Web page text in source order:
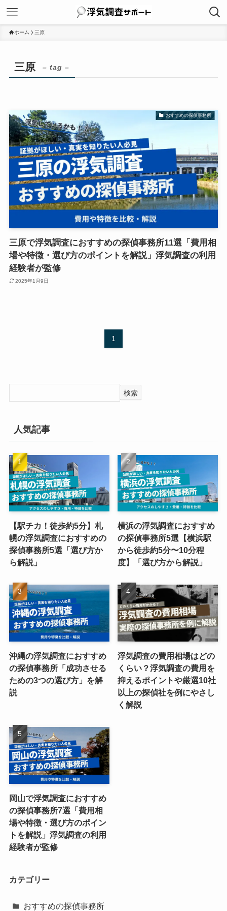
ホーム 三原
三原 – tag –
おすすめの探偵事務所
三原で浮気調査におすすめの探偵事務所11選「費用相
場や特徴・選び方のポイントを解説」浮気調査の利用
経験者が監修
2025年1月9日
1
検索
人気記事
【駅チカ！徒歩約5分】札
幌の浮気調査におすすめの
探偵事務所5選「選び方か
ら解説」
横浜の浮気調査におすすめ
の探偵事務所5選【横浜駅
から徒歩約5分〜10分程
度】「選び方から解説」
沖縄の浮気調査におすすめ
の探偵事務所「成功させる
ための3つの選び方」を解
説
浮気調査の費用相場はどの
くらい？浮気調査の費用を
抑えるポイントや厳選10社
以上の探偵社を例にやさし
く解説
岡山で浮気調査におすすめ
の探偵事務所7選「費用相
場や特徴・選び方のポイン
トを解説」浮気調査の利用
経験者が監修
カテゴリー
おすすめの探偵事務所